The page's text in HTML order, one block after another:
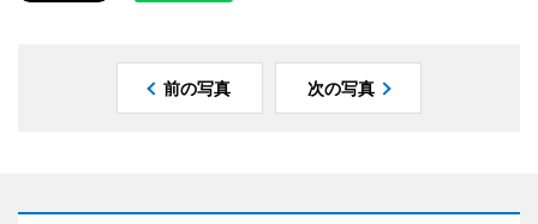
前の写真 次の写真